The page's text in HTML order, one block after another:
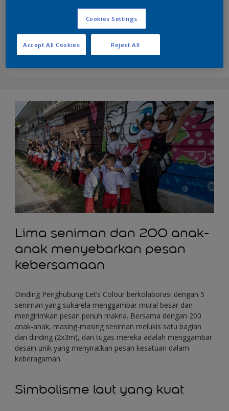
dengan FORDEC (The Foundation for Rehabilitation
& Development of Children and Family) untuk
mengajarkan anak-anak kekuatan kesatuan dalam
keberagaman di Bangkok, Thailand.
Lima seniman dan 200 anak-
anak menyebarkan pesan
kebersamaan
Dinding Penghubung Let’s Colour berkolaborasi dengan 5
seniman yang sukarela menggambar mural besar dan
mengirimkan pesan penuh makna. Bersama dengan 200
anak-anak, masing-masing seniman melukis satu bagian
dari dinding (2x3m), dan tugas mereka adalah menggambar
desain unik yang menyiratkan pesan kesatuan dalam
keberagaman.
Simbolisme laut yang kuat
Cookies Settings
Reject All
Accept All Cookies